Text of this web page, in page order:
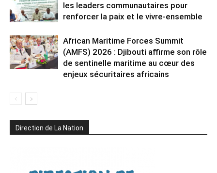
les leaders communautaires pour
renforcer la paix et le vivre-ensemble
African Maritime Forces Summit
(AMFS) 2026 : Djibouti affirme son rôle
de sentinelle maritime au cœur des
enjeux sécuritaires africains
Direction de La Nation